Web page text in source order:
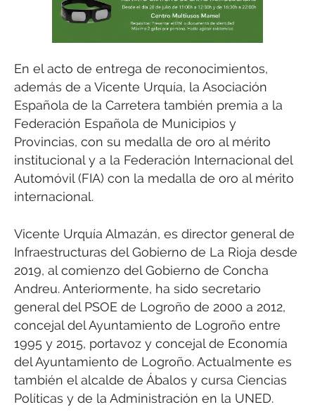
En el acto de entrega de reconocimientos,
además de a Vicente Urquía, la Asociación
Española de la Carretera también premia a la
Federación Española de Municipios y
Provincias, con su medalla de oro al mérito
institucional y a la Federación Internacional del
Automóvil (FIA) con la medalla de oro al mérito
internacional.
Vicente Urquía Almazán, es director general de
Infraestructuras del Gobierno de La Rioja desde
2019, al comienzo del Gobierno de Concha
Andreu. Anteriormente, ha sido secretario
general del PSOE de Logroño de 2000 a 2012,
concejal del Ayuntamiento de Logroño entre
1995 y 2015, portavoz y concejal de Economía
del Ayuntamiento de Logroño. Actualmente es
también el alcalde de Ábalos y cursa Ciencias
Políticas y de la Administración en la UNED.